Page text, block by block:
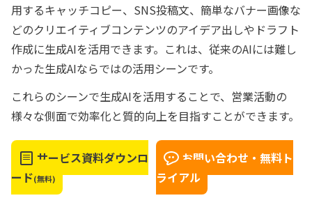
用するキャッチコピー、SNS投稿文、簡単なバナー画像な
どのクリエイティブコンテンツのアイデア出しやドラフト
作成に生成AIを活用できます。これは、従来のAIには難し
かった生成AIならではの活用シーンです。
これらのシーンで生成AIを活用することで、営業活動の
様々な側面で効率化と質的向上を目指すことができます。
サービス資料ダウンロ
ード(無料)
お問い合わせ・無料ト
ライアル